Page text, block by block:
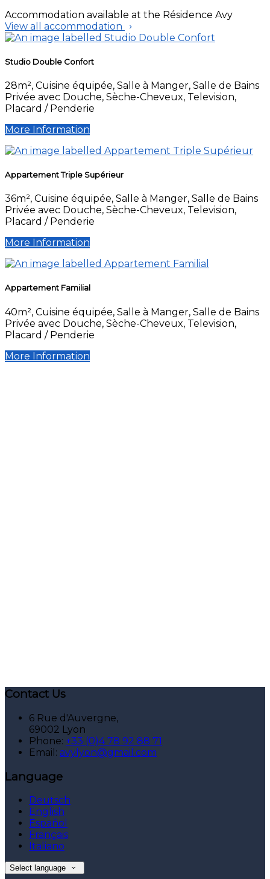
Accommodation available at the Résidence Avy
View all accommodation
Studio Double Confort
28m², Cuisine équipée, Salle à Manger, Salle de Bains
Privée avec Douche, Sèche-Cheveux, Television,
Placard / Penderie
More Information
Appartement Triple Supérieur
36m², Cuisine équipée, Salle à Manger, Salle de Bains
Privée avec Douche, Sèche-Cheveux, Television,
Placard / Penderie
More Information
Appartement Familial
40m², Cuisine équipée, Salle à Manger, Salle de Bains
Privée avec Douche, Sèche-Cheveux, Television,
Placard / Penderie
More Information
Contact Us
6 Rue d'Auvergne,
69002 Lyon
Phone: +33 (0)4 78 92 88 71
Email: avylyon@gmail.com
Language
Deutsch
English
Español
Français
Italiano
Select language